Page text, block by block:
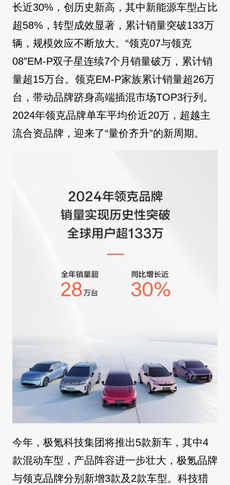
长近30%，创历史新高，其中新能源车型占比
超58%，转型成效显著，累计销量突破133万
辆，规模效应不断放大。“领克07与领克
08”EM-P双子星连续7个月销量破万，累计销
量超15万台。领克EM-P家族累计销量超26万
台，带动品牌跻身高端插混市场TOP3行列。
2024年领克品牌单车平均价近20万，超越主
流合资品牌，迎来了“量价齐升”的新周期。
今年，极氪科技集团将推出5款新车，其中4
款混动车型，产品阵容进一步壮大，极氪品牌
与领克品牌分别新增3款及2款车型。科技猎